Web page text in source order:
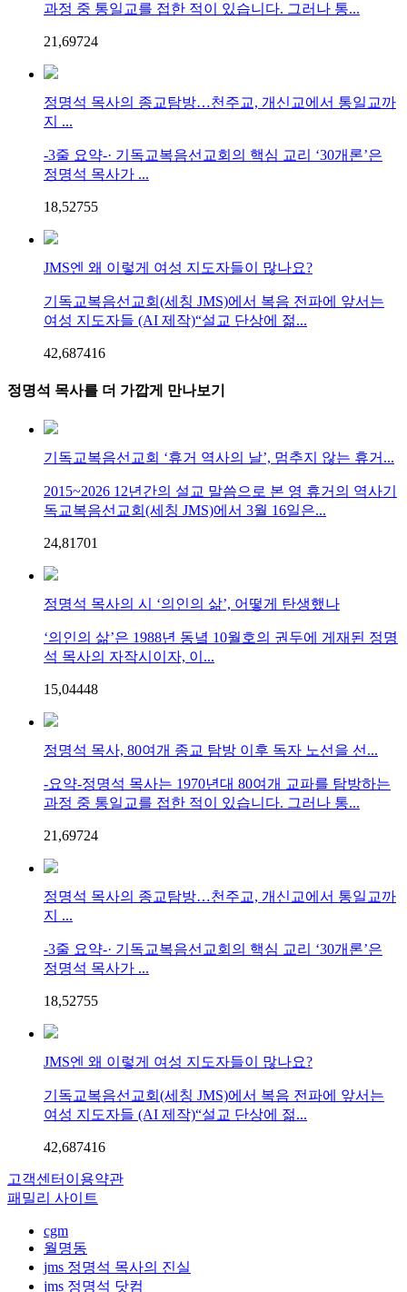
과정 중 통일교를 접한 적이 있습니다. 그러나 통...
21,69724
정명석 목사의 종교탐방…천주교, 개신교에서 통일교까
지 ...
-3줄 요약-· 기독교복음선교회의 핵심 교리 ‘30개론’은
정명석 목사가 ...
18,52755
JMS엔 왜 이렇게 여성 지도자들이 많나요?
기독교복음선교회(세칭 JMS)에서 복음 전파에 앞서는
여성 지도자들 (AI 제작)“설교 단상에 젊...
42,687416
정명석 목사를 더 가깝게 만나보기
기독교복음선교회 ‘휴거 역사의 날’, 멈추지 않는 휴거...
2015~2026 12년간의 설교 말씀으로 본 영 휴거의 역사기
독교복음선교회(세칭 JMS)에서 3월 16일은...
24,81701
정명석 목사의 시 ‘의인의 삶’, 어떻게 탄생했나
‘의인의 삶’은 1988년 동녘 10월호의 권두에 게재된 정명
석 목사의 자작시이자, 이...
15,04448
정명석 목사, 80여개 종교 탐방 이후 독자 노선을 선...
-요약-정명석 목사는 1970년대 80여개 교파를 탐방하는
과정 중 통일교를 접한 적이 있습니다. 그러나 통...
21,69724
정명석 목사의 종교탐방…천주교, 개신교에서 통일교까
지 ...
-3줄 요약-· 기독교복음선교회의 핵심 교리 ‘30개론’은
정명석 목사가 ...
18,52755
JMS엔 왜 이렇게 여성 지도자들이 많나요?
기독교복음선교회(세칭 JMS)에서 복음 전파에 앞서는
여성 지도자들 (AI 제작)“설교 단상에 젊...
42,687416
고객센터 이용약관
패밀리 사이트
cgm
월명동
jms 정명석 목사의 진실
jms 정명석 닷컴